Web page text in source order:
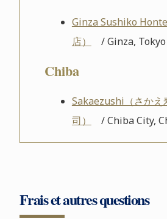
Ginza Sushiko
店）
/ Ginza, Tokyo
Chiba
Sakaezushi（さかえ
司）
/ Chiba City,
Frais et autres questions